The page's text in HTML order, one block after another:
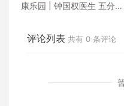
康乐园 | 钟国权医生 五分之
评论列表 共有 0 条评论